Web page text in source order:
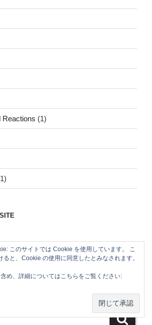
(1)
beer/beef/iPhone It is a good
various interests
検
このサイトでは Cookie を使用しています。 こ
ると、Cookie の使用に同意したとみなされます。
め、詳細についてはこちらをご覧ください: